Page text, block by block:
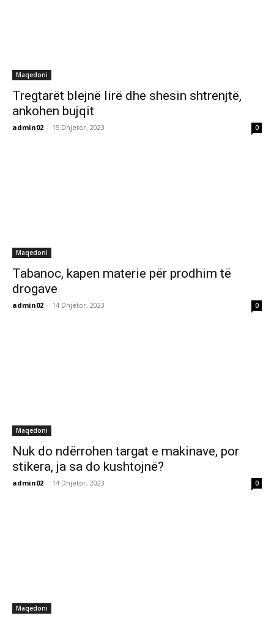
Maqedoni
Tregtarët blejnë lirë dhe shesin shtrenjtë,
ankohen bujqit
admin02 - 15 Dhjetor, 2023 0
Maqedoni
Tabanoc, kapen materie për prodhim të
drogave
admin02 - 14 Dhjetor, 2023 0
Maqedoni
Nuk do ndërrohen targat e makinave, por
stikera, ja sa do kushtojnë?
admin02 - 14 Dhjetor, 2023 0
Maqedoni